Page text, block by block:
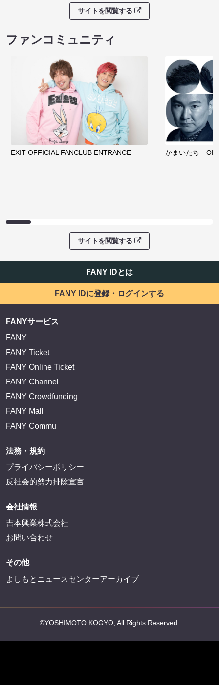
サイトを閲覧する
ファンコミュニティ
EXIT OFFICIAL FANCLUB ENTRANCE かまいたち
サイトを閲覧する
FANY IDとは
FANY IDに登録・ログインする
FANYサービス
FANY
FANY Ticket
FANY Online Ticket
FANY Channel
FANY Crowdfunding
FANY Mall
FANY Commu
法務・規約
プライバシーポリシー
反社会的勢力排除宣言
会社情報
吉本興業株式会社
お問い合わせ
その他
よしもとニュースセンターアーカイブ
©YOSHIMOTO KOGYO, All Rights Reserved.